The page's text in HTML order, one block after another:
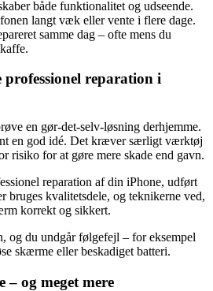
både funktionalitet og udseende.
langt væk eller vente i flere dage.
samme dag – ofte mens du
reparation i
en gør-det-selv-løsning derhjemme.
en god idé. Det kræver særligt værktøj
risiko for at gøre mere skade end gavn.
reparation af din iPhone, udført
bruges kvalitetsdele, og teknikerne ved,
korrekt og sikkert.
og du undgår følgefejl – for eksempel
skærme eller beskadiget batteri.
– og meget mere